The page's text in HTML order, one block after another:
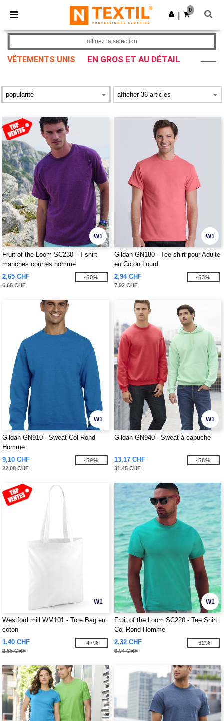
× Appli Ntextil
Meilleurs prix sur l’app !
Obtenir l'appli
0
VÊTEMENTS UNIS EN GROS ET AU DÉTAIL
affinez la selection
W1
Fruit of the Loom SC230 - T-shirt
manches courtes homme
2,65 CHF
6,66 CHF
-60%
W1
Gildan GN180 - Tee shirt pour Adulte
en Coton Lourd
2,94 CHF
7,92 CHF
-63%
W1
Gildan GN910 - Sweat Col Rond
Homme
9,10 CHF
22,08 CHF
-59%
W1
Gildan GN940 - Sweat à capuche
13,17 CHF
31,45 CHF
-58%
W1
Westford mill WM101 - Tote Bag en
coton
1,40 CHF
2,65 CHF
-47%
W1
Fruit of the Loom SC220 - Tee Shirt
Col Rond Homme
2,32 CHF
6,04 CHF
-62%